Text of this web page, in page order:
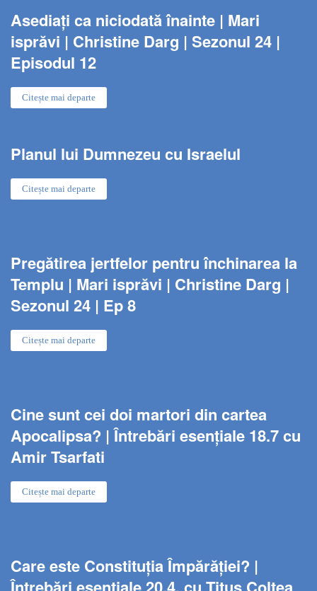
Asediați ca niciodată înainte | Mari
isprăvi | Christine Darg | Sezonul 24 |
Episodul 12
Citește mai departe
Planul lui Dumnezeu cu Israelul
Citește mai departe
Pregătirea jertfelor pentru închinarea la
Templu | Mari isprăvi | Christine Darg |
Sezonul 24 | Ep 8
Citește mai departe
Cine sunt cei doi martori din cartea
Apocalipsa? | Întrebări esențiale 18.7 cu
Amir Tsarfati
Citește mai departe
Care este Constituția Împărăției? |